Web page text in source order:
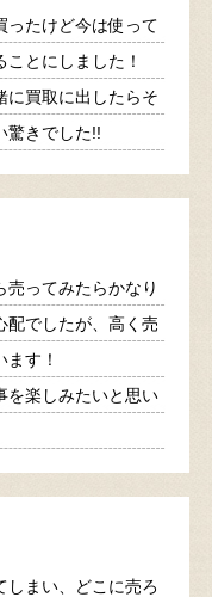
ったけど今は使って
とにしました！
に買取に出したらそ
驚きでした!!
売ってみたらかなり
配でしたが、高く売
す！
を楽しみたいと思い
しまい、どこに売ろ